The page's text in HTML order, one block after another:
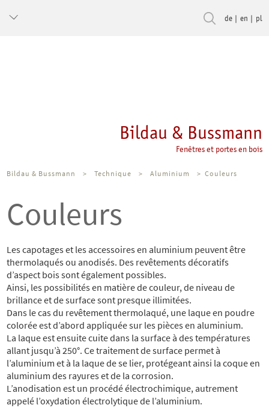
de en pl
Bildau & Bussmann
Fenêtres et portes en bois
Bildau & Bussmann > Technique > Aluminium >Couleurs
Couleurs
Les capotages et les accessoires en aluminium peuvent être
thermolaqués ou anodisés. Des revêtements décoratifs
d’aspect bois sont également possibles.
Ainsi, les possibilités en matière de couleur, de niveau de
brillance et de surface sont presque illimitées.
Dans le cas du revêtement thermolaqué, une laque en poudre
colorée est d’abord appliquée sur les pièces en aluminium.
La laque est ensuite cuite dans la surface à des températures
allant jusqu’à 250°. Ce traitement de surface permet à
l’aluminium et à la laque de se lier, protégeant ainsi la coque en
aluminium des rayures et de la corrosion.
L’anodisation est un procédé électrochimique, autrement
appelé l’oxydation électrolytique de l’aluminium.